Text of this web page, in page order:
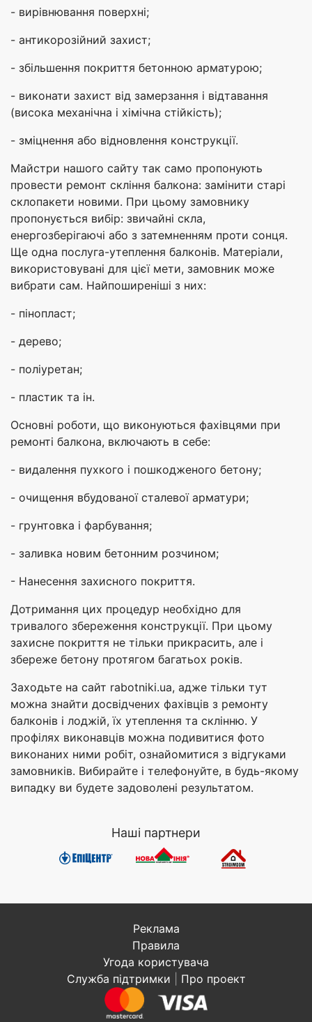
- вирівнювання поверхні;
- антикорозійний захист;
- збільшення покриття бетонною арматурою;
- виконати захист від замерзання і відтавання
(висока механічна і хімічна стійкість);
- зміцнення або відновлення конструкції.
Майстри нашого сайту так само пропонують
провести ремонт скління балкона: замінити старі
склопакети новими. При цьому замовнику
пропонується вибір: звичайні скла,
енергозберігаючі або з затемненням проти сонця.
Ще одна послуга-утеплення балконів. Матеріали,
використовувані для цієї мети, замовник може
вибрати сам. Найпоширеніші з них:
- пінопласт;
- дерево;
- поліуретан;
- пластик та ін.
Основні роботи, що виконуються фахівцями при
ремонті балкона, включають в себе:
- видалення пухкого і пошкодженого бетону;
- очищення вбудованої сталевої арматури;
- грунтовка і фарбування;
- заливка новим бетонним розчином;
- Нанесення захисного покриття.
Дотримання цих процедур необхідно для
тривалого збереження конструкції. При цьому
захисне покриття не тільки прикрасить, але і
збереже бетону протягом багатьох років.
Заходьте на сайт rabotniki.ua, адже тільки тут
можна знайти досвідчених фахівців з ремонту
балконів і лоджій, їх утеплення та склінню. У
профілях виконавців можна подивитися фото
виконаних ними робіт, ознайомитися з відгуками
замовників. Вибирайте і телефонуйте, в будь-якому
випадку ви будете задоволені результатом.
Наші партнери
Реклама
Правила
Угода користувача
Служба підтримки
Про проект